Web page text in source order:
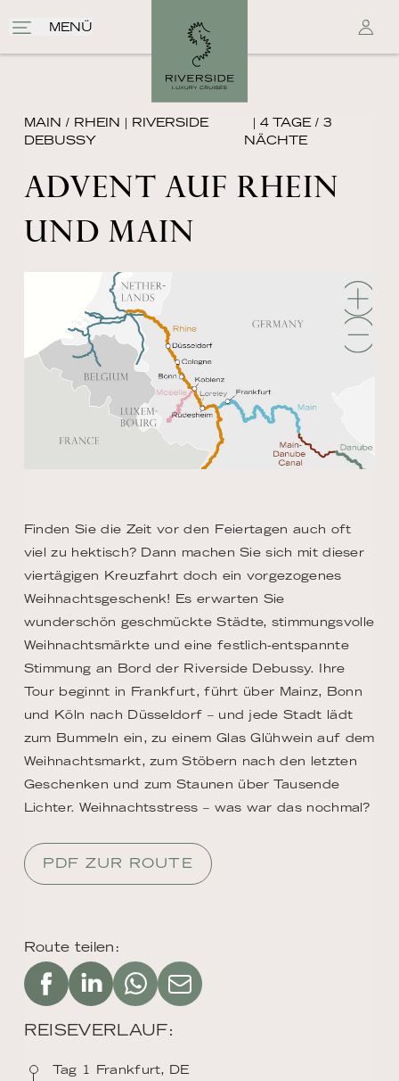
MENÜ
MAIN / RHEIN | RIVERSIDE
DEBUSSY
| 4 TAGE / 3
NÄCHTE
ADVENT AUF RHEIN
UND MAIN
Route teilen:
REISEVERLAUF:
Tag 1 Frankfurt, DE
Finden Sie die Zeit vor den Feiertagen auch oft
viel zu hektisch? Dann machen Sie sich mit dieser
viertägigen Kreuzfahrt doch ein vorgezogenes
Weihnachtsgeschenk! Es erwarten Sie
wunderschön geschmückte Städte, stimmungsvolle
Weihnachtsmärkte und eine festlich-entspannte
Stimmung an Bord der Riverside Debussy. Ihre
Tour beginnt in Frankfurt, führt über Mainz, Bonn
und Köln nach Düsseldorf – und jede Stadt lädt
zum Bummeln ein, zu einem Glas Glühwein auf dem
Weihnachtsmarkt, zum Stöbern nach den letzten
Geschenken und zum Staunen über Tausende
Lichter. Weihnachtsstress – was war das nochmal?
PDF ZUR ROUTE